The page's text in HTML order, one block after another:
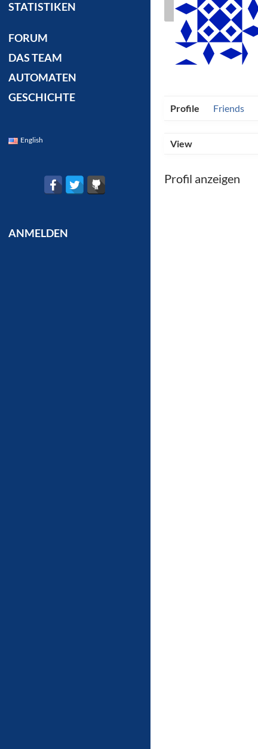
Profile Friends
View
Profil anzeigen
STATISTIKEN
FORUM
DAS TEAM
AUTOMATEN
GESCHICHTE
English
ANMELDEN